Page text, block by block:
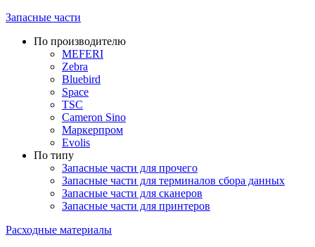
Запасные части
По производителю
MEFERI
Zebra
Bluebird
Space
TSC
Cameron Sino
Маркерпром
Evolis
По типу
Запасные части для прочего
Запасные части для терминалов сбора данных
Запасные части для сканеров
Запасные части для принтеров
Расходные материалы